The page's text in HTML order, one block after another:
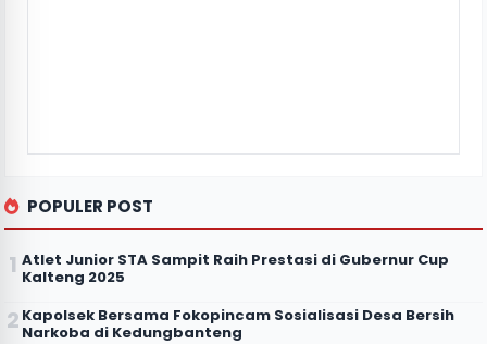
POPULER POST
Atlet Junior STA Sampit Raih Prestasi di Gubernur Cup
Kalteng 2025
Kapolsek Bersama Fokopincam Sosialisasi Desa Bersih
Narkoba di Kedungbanteng